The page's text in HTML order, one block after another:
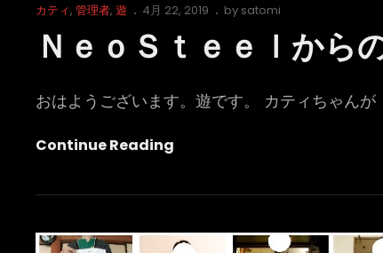
Cat
カティ, 管理者, 遊
Posted
4月 22, 2019 by satomi
ＮｅｏＳｔｅｅｌから
おはようございます。遊です。 カティちゃんが
Continue Reading
Ｏ
Ｔ